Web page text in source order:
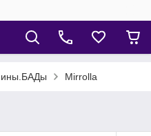
Mirrolla